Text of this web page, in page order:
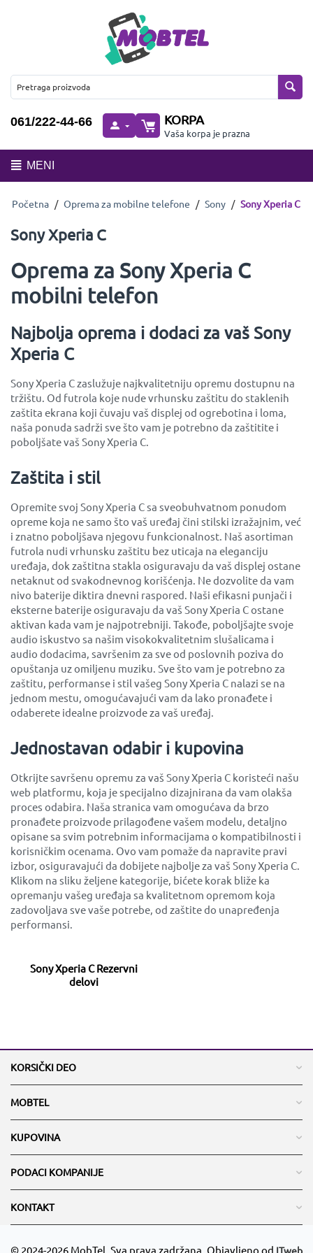
061/222-44-66 KORPA
Vaša korpa je prazna
MENI
Početna / Oprema za mobilne telefone / Sony / Sony Xperia C
Sony Xperia C
Oprema za Sony Xperia C
mobilni telefon
Najbolja oprema i dodaci za vaš Sony
Xperia C
Sony Xperia C zaslužuje najkvalitetniju opremu dostupnu na
tržištu. Od futrola koje nude vrhunsku zaštitu do staklenih
zaštita ekrana koji čuvaju vaš displej od ogrebotina i loma,
naša ponuda sadrži sve što vam je potrebno da zaštitite i
poboljšate vaš Sony Xperia C.
Zaštita i stil
Opremite svoj Sony Xperia C sa sveobuhvatnom ponudom
opreme koja ne samo što vaš uređaj čini stilski izražajnim, već
i znatno poboljšava njegovu funkcionalnost. Naš asortiman
futrola nudi vrhunsku zaštitu bez uticaja na eleganciju
uređaja, dok zaštitna stakla osiguravaju da vaš displej ostane
netaknut od svakodnevnog korišćenja. Ne dozvolite da vam
nivo baterije diktira dnevni raspored. Naši efikasni punjači i
eksterne baterije osiguravaju da vaš Sony Xperia C ostane
aktivan kada vam je najpotrebniji. Takođe, poboljšajte svoje
audio iskustvo sa našim visokokvalitetnim slušalicama i
audio dodacima, savršenim za sve od poslovnih poziva do
opuštanja uz omiljenu muziku. Sve što vam je potrebno za
zaštitu, performanse i stil vašeg Sony Xperia C nalazi se na
jednom mestu, omogućavajući vam da lako pronađete i
odaberete idealne proizvode za vaš uređaj.
Jednostavan odabir i kupovina
Otkrijte savršenu opremu za vaš Sony Xperia C koristeći našu
web platformu, koja je specijalno dizajnirana da vam olakša
proces odabira. Naša stranica vam omogućava da brzo
pronađete proizvode prilagođene vašem modelu, detaljno
opisane sa svim potrebnim informacijama o kompatibilnosti i
korisničkim ocenama. Ovo vam pomaže da napravite pravi
izbor, osiguravajući da dobijete najbolje za vaš Sony Xperia C.
Klikom na sliku željene kategorije, bićete korak bliže ka
opremanju vašeg uređaja sa kvalitetnom opremom koja
zadovoljava sve vaše potrebe, od zaštite do unapređenja
performansi.
Sony Xperia C Rezervni
delovi
KORSIČKI DEO
MOBTEL
KUPOVINA
PODACI KOMPANIJE
KONTAKT
© 2024-2026 MobTel. Sva prava zadržana. Objavljeno od ITweb